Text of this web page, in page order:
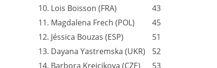
10. Lois Boisson (FRA)
43
11. Magdalena Frech (POL)
45
12. Jéssica Bouzas (ESP)
51
13. Dayana Yastremska (UKR)
52
14. Barbora Krejcikova (CZE)
53